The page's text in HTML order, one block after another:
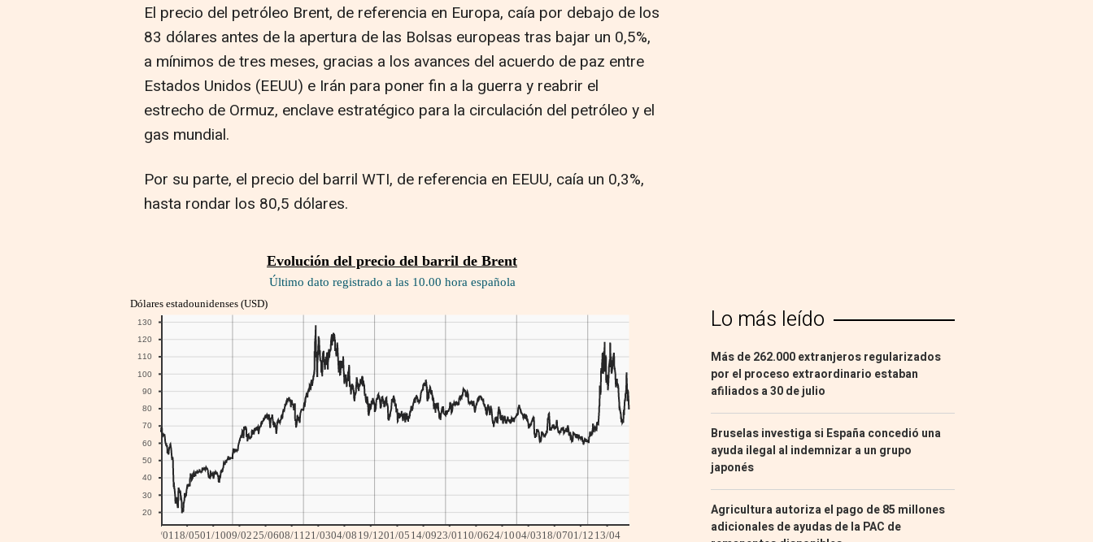
El precio del petróleo Brent, de referencia en Europa, caía por debajo de los
83 dólares antes de la apertura de las Bolsas europeas tras bajar un 0,5%,
a mínimos de tres meses, gracias a los avances del acuerdo de paz entre
Estados Unidos (EEUU) e Irán para poner fin a la guerra y reabrir el
estrecho de Ormuz, enclave estratégico para la circulación del petróleo y el
gas mundial.
Por su parte, el precio del barril WTI, de referencia en EEUU, caía un 0,3%,
hasta rondar los 80,5 dólares.
Lo más leído
Más de 262.000 extranjeros regularizados
por el proceso extraordinario estaban
afiliados a 30 de julio
Bruselas investiga si España concedió una
ayuda ilegal al indemnizar a un grupo
japonés
Agricultura autoriza el pago de 85 millones
adicionales de ayudas de la PAC de